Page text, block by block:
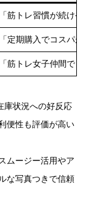
「筋トレ習慣が続け
「定期購入でコスパ
「筋トレ女子仲間で
庫状況への好反応
便性も評価が高い
ムージー活用やア
な写真つきで信頼